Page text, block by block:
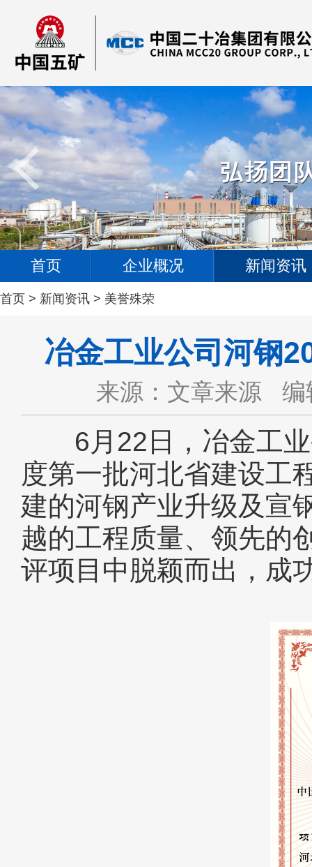
首页 企业概况 新闻资讯
首页 > 新闻资讯 > 美誉殊荣
冶金工业公司河钢
来源：文章来源 编
6月22日，冶金工业
度第一批河北省建设工
建的河钢产业升级及宣
越的工程质量、领先的
评项目中脱颖而出，成